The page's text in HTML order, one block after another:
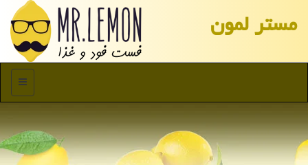
مستر لمون
منو